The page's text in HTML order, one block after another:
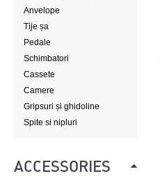
de direcție
Anvelope
Tije șa
Pedale
Schimbatori
Cassete
Camere
Gripsuri și ghidoline
Spite si nipluri
ACCESSORIES